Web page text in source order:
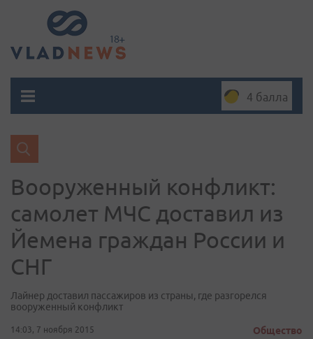
4 балла
Вооруженный конфликт:
самолет МЧС доставил из
Йемена граждан России и
СНГ
Лайнер доставил пассажиров из страны, где разгорелся
вооруженный конфликт
14:03, 7 ноября 2015 Общество